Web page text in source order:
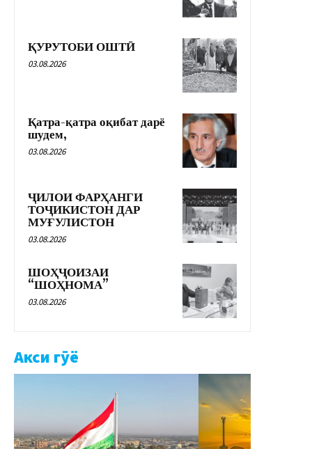
ҚУРУТОБИ ОШТӢ
03.08.2026
Қатра-қатра оқибат дарё
шудем,
03.08.2026
ҶИЛОИ ФАРҲАНГИ
ТОҶИКИСТОН ДАР
МУҒУЛИСТОН
03.08.2026
ШОҲҶОИЗАИ
“ШОҲНОМА”
03.08.2026
Акси гӯё